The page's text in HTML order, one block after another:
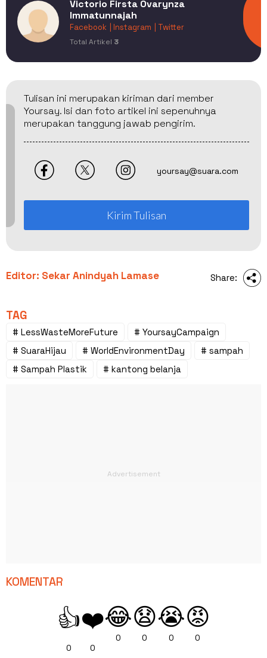
Victorio Firsta Ovarynza
Immatunnajah
Facebook | Instagram | Twitter
Total Artikel 3
Tulisan ini merupakan kiriman dari member
Yoursay. Isi dan foto artikel ini sepenuhnya
merupakan tanggung jawab pengirim.
yoursay@suara.com
Kirim Tulisan
Editor: Sekar Anindyah Lamase Share:
TAG
# LessWasteMoreFuture
# YoursayCampaign
# SuaraHijau
# WorldEnvironmentDay
# sampah
# Sampah Plastik
# kantong belanja
KOMENTAR
👍
0
❤️
0
😂
0
😧
0
😭
0
😡
0